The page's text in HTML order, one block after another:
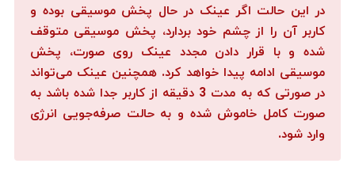
در این حالت اگر عینک در حال پخش موسیقی بوده و
کاربر آن را از چشم خود بردارد، پخش موسیقی متوقف
شده و با قرار دادن مجدد عینک روی صورت، پخش
موسیقی ادامه پیدا خواهد کرد. همچنین عینک می‌تواند
در صورتی که به مدت 3 دقیقه از کاربر جدا شده باشد به
صورت کامل خاموش شده و به حالت صرفه‌جویی انرژی
وارد شود.